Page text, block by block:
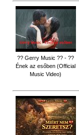
?? Gerry Music ?? - ??
Ének az esőben (Official
Music Video)